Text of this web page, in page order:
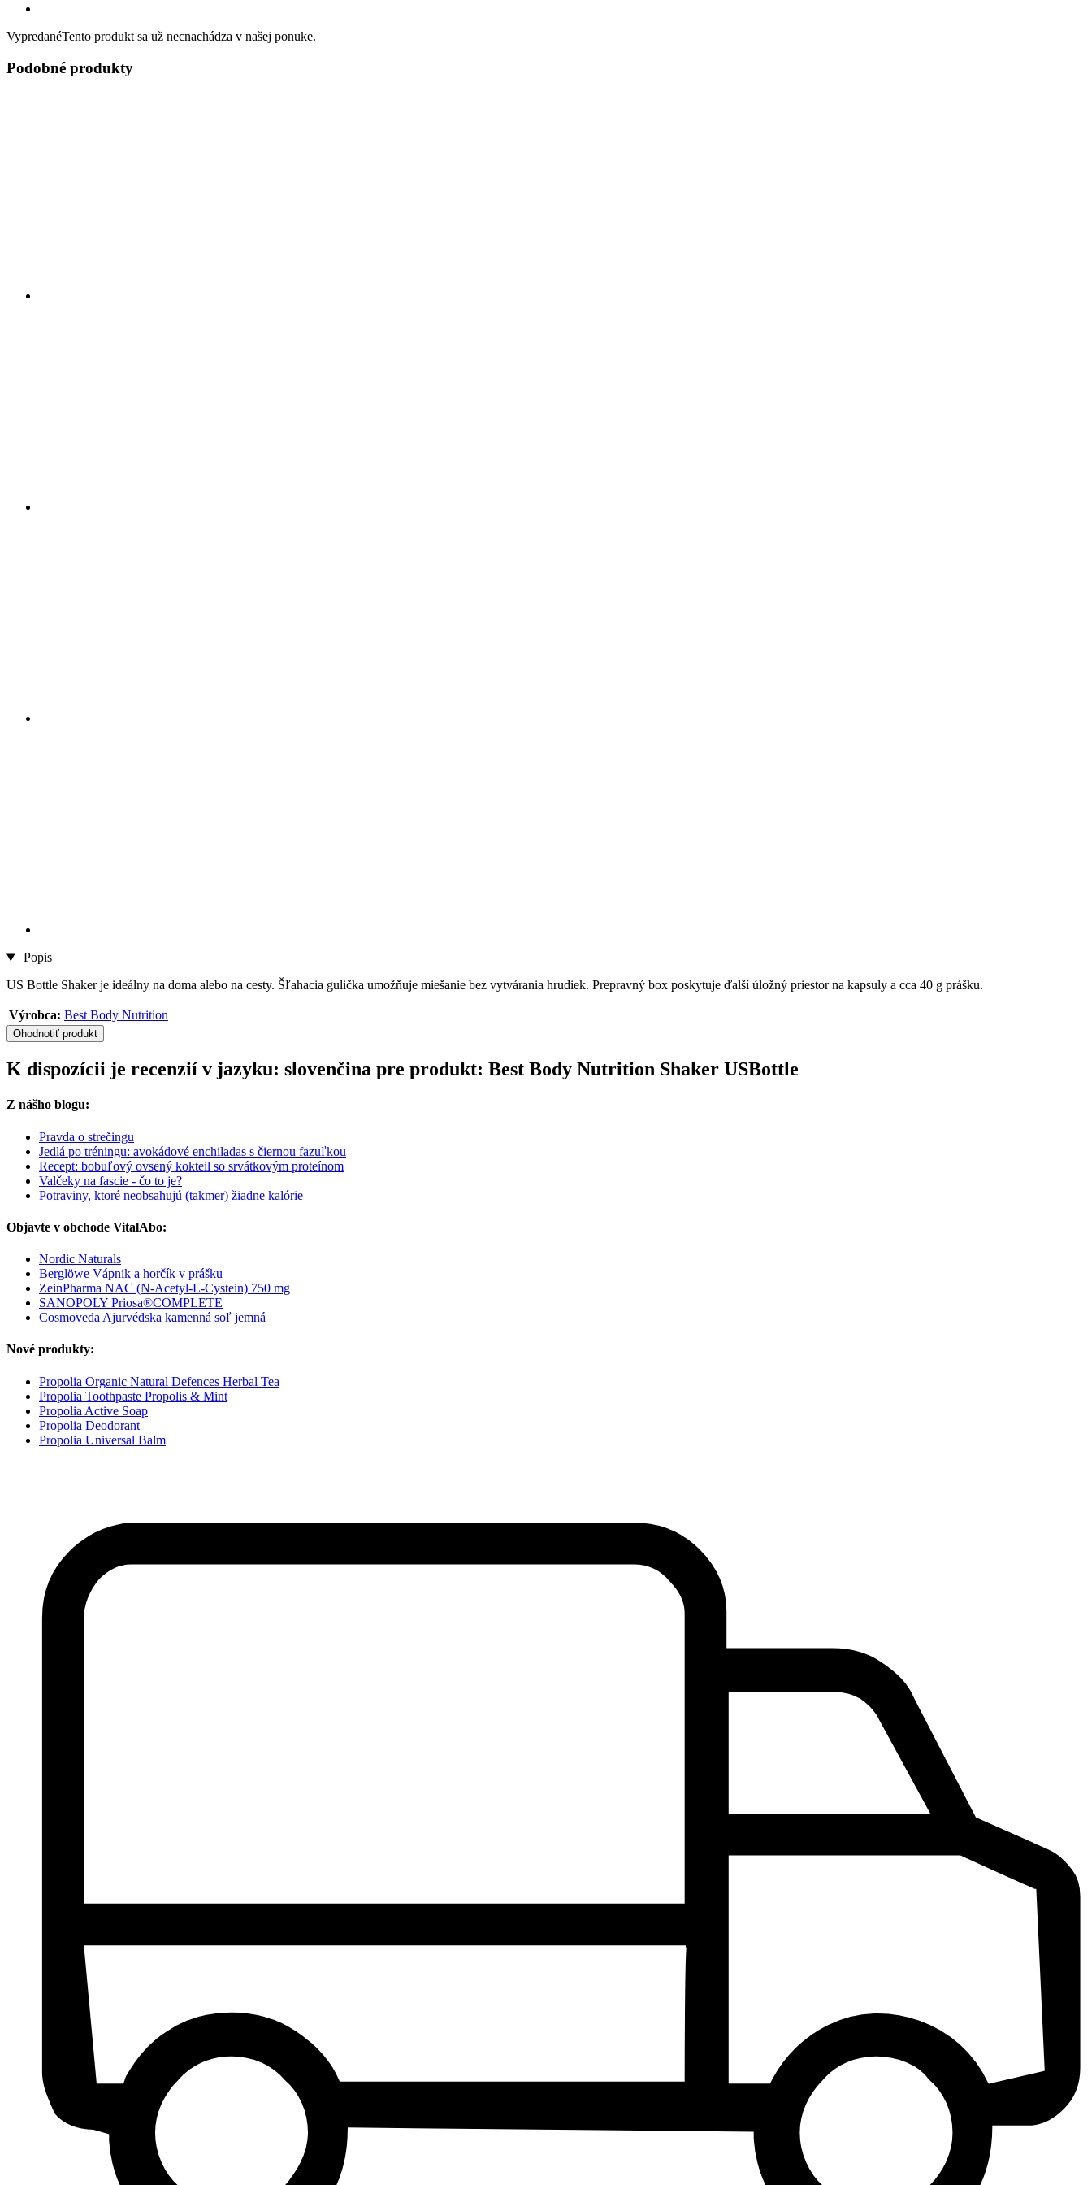
VypredanéTento produkt sa už necnachádza v našej ponuke.
Podobné produkty
Popis
US Bottle Shaker je ideálny na doma alebo na cesty. Šľahacia gulička umožňuje miešanie bez vytvárania hrudiek. Prepravný box poskytuje ďalší úložný priestor na kapsuly a cca 40 g prášku.
Výrobca: Best Body Nutrition
Ohodnotiť produkt
K dispozícii je recenzií v jazyku: slovenčina pre produkt: Best Body Nutrition Shaker USBottle
Z nášho blogu:
Pravda o strečingu
Jedlá po tréningu: avokádové enchiladas s čiernou fazuľkou
Recept: bobuľový ovsený kokteil so srvátkovým proteínom
Valčeky na fascie - čo to je?
Potraviny, ktoré neobsahujú (takmer) žiadne kalórie
Objavte v obchode VitalAbo:
Nordic Naturals
Berglöwe Vápnik a horčík v prášku
ZeinPharma NAC (N-Acetyl-L-Cystein) 750 mg
SANOPOLY Priosa®COMPLETE
Cosmoveda Ajurvédska kamenná soľ jemná
Nové produkty:
Propolia Organic Natural Defences Herbal Tea
Propolia Toothpaste Propolis & Mint
Propolia Active Soap
Propolia Deodorant
Propolia Universal Balm